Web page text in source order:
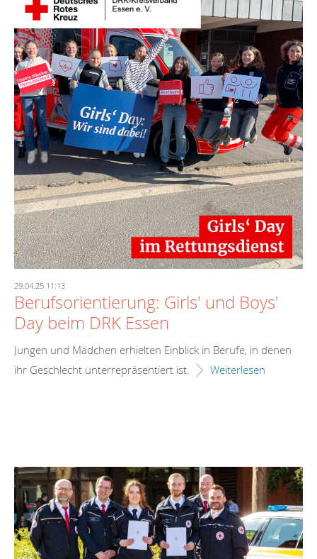
29.04.25 11:13
Berufsorientierung: Girls' und Boys'
Day beim DRK Essen
Jungen und Mädchen erhielten Einblick in Berufe, in denen
ihr Geschlecht unterrepräsentiert ist.
Weiterlesen